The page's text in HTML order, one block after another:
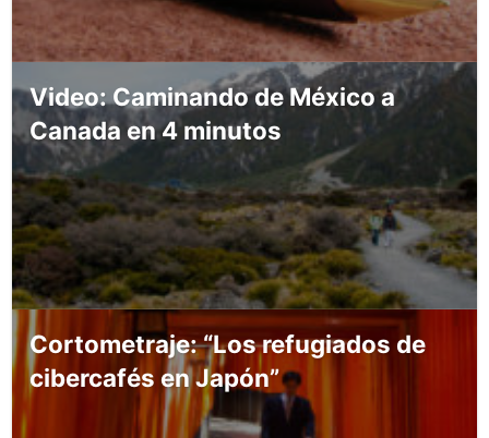
Video: Caminando de México a
Canada en 4 minutos
Cortometraje: “Los refugiados de
cibercafés en Japón”